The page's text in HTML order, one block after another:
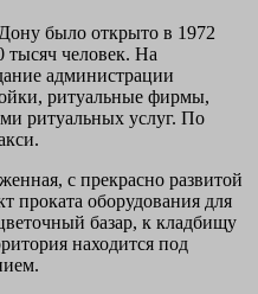
было открыто в 1972
тысяч человек. На
администрации
ритуальные фирмы,
ритуальных услуг. По
с прекрасно развитой
проката оборудования для
базар, к кладбищу
находится под